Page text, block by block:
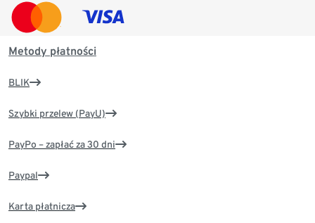
Metody płatności
BLIK
Szybki przelew (PayU)
PayPo – zapłać za 30 dni
Paypal
Karta płatnicza